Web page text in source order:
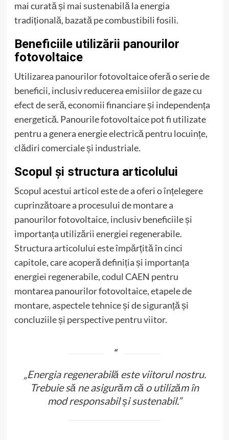
mai curată și mai sustenabilă la energia
tradițională, bazată pe combustibili fosili.
Beneficiile utilizării panourilor
fotovoltaice
Utilizarea panourilor fotovoltaice oferă o serie de
beneficii, inclusiv reducerea emisiilor de gaze cu
efect de seră, economii financiare și independența
energetică. Panourile fotovoltaice pot fi utilizate
pentru a genera energie electrică pentru locuințe,
clădiri comerciale și industriale.
Scopul și structura articolului
Scopul acestui articol este de a oferi o înțelegere
cuprinzătoare a procesului de montare a
panourilor fotovoltaice, inclusiv beneficiile și
importanța utilizării energiei regenerabile.
Structura articolului este împărțită în cinci
capitole, care acoperă definiția și importanța
energiei regenerabile, codul CAEN pentru
montarea panourilor fotovoltaice, etapele de
montare, aspectele tehnice și de siguranță și
concluziile și perspective pentru viitor.
„Energia regenerabilă este viitorul nostru.
Trebuie să ne asigurăm că o utilizăm în
mod responsabil și sustenabil.”